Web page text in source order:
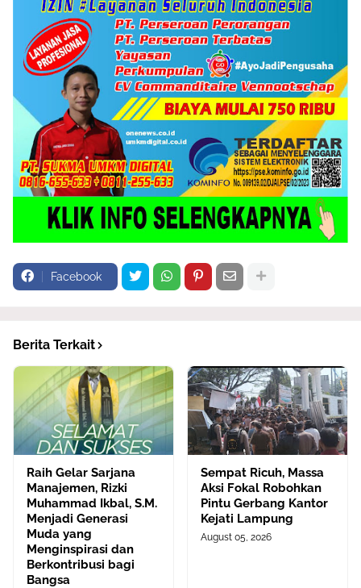
Facebook
Berita Terkait
Raih Gelar Sarjana
Manajemen, Rizki
Muhammad Ikbal, S.M.
Menjadi Generasi
Muda yang
Menginspirasi dan
Berkontribusi bagi
Bangsa
Sempat Ricuh, Massa
Aksi Fokal Robohkan
Pintu Gerbang Kantor
Kejati Lampung
August 05, 2026